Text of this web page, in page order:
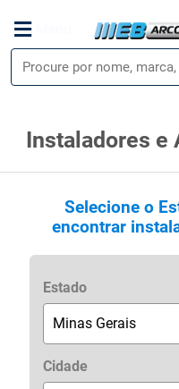
Instaladores e
Selecione o
encontrar
Estado
Cidade